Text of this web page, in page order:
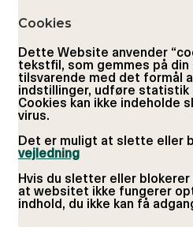
Cookies
Dette Website anvender
tekstfil, som gemmes på din
tilsvarende med det formål
indstillinger, udføre statistik
Cookies kan ikke indeholde
virus.
Det er muligt at slette eller
vejledning
Hvis du sletter eller blokerer
at websitet ikke fungerer
indhold, du ikke kan få